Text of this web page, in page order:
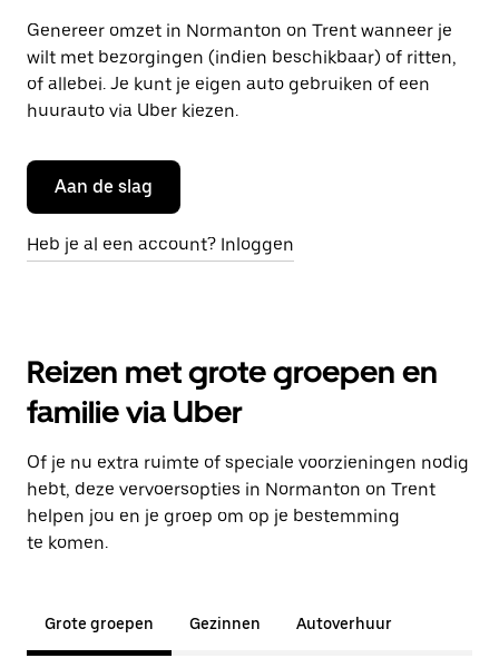
Genereer omzet in Normanton on Trent wanneer je
wilt met bezorgingen (indien beschikbaar) of ritten,
of allebei. Je kunt je eigen auto gebruiken of een
huurauto via Uber kiezen.
Aan de slag
Heb je al een account? Inloggen
Reizen met grote groepen en
familie via Uber
Of je nu extra ruimte of speciale voorzieningen nodig
hebt, deze vervoersopties in Normanton on Trent
helpen jou en je groep om op je bestemming
te komen.
Grote groepen Gezinnen Autoverhuur